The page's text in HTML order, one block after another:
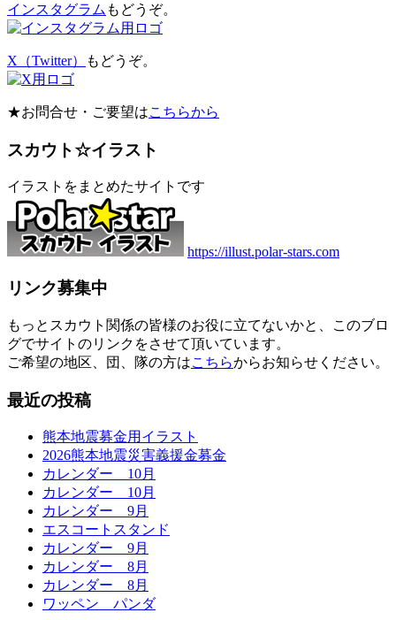
インスタグラム もどうぞ。
X（Twitter） もどうぞ。
★お問合せ・ご要望はこちらから
スカウト☆イラスト
イラストをまとめたサイトです
https://illust.polar-stars.com
リンク募集中
もっとスカウト関係の皆様のお役に立てないかと、このブロ
グでサイトのリンクをさせて頂いています。
ご希望の地区、団、隊の方はこちらからお知らせください。
最近の投稿
熊本地震募金用イラスト
2026熊本地震災害義援金募金
カレンダー 10月
カレンダー 10月
カレンダー 9月
エスコートスタンド
カレンダー 9月
カレンダー 8月
カレンダー 8月
ワッペン パンダ